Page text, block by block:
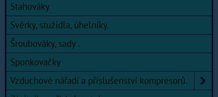
Stahováky
Svěrky, stužidla, úhelníky.
Šroubováky, sady .
Sponkovačky
Vzduchové nářadí a příslušenství kompresorů.